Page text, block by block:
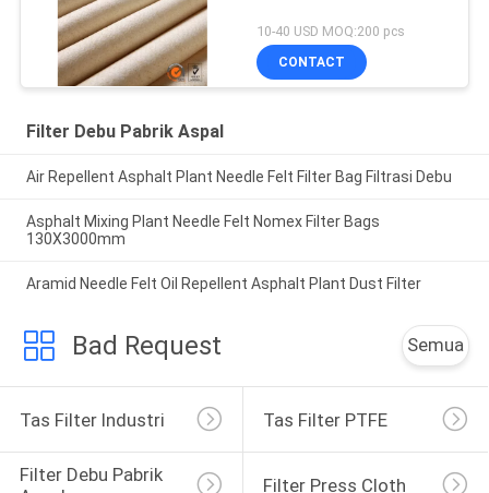
10-40 USD MOQ:200 pcs
CONTACT
Filter Debu Pabrik Aspal
Air Repellent Asphalt Plant Needle Felt Filter Bag Filtrasi Debu
Asphalt Mixing Plant Needle Felt Nomex Filter Bags
130X3000mm
Aramid Needle Felt Oil Repellent Asphalt Plant Dust Filter
Bad Request Semua
Tas Filter Industri Tas Filter PTFE
Filter Debu Pabrik
Filter Press Cloth